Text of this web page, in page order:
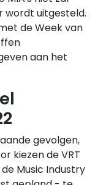
wordt uitgesteld.
de Week van
aan het
gevolgen,
kiezen de VRT
Music Industry